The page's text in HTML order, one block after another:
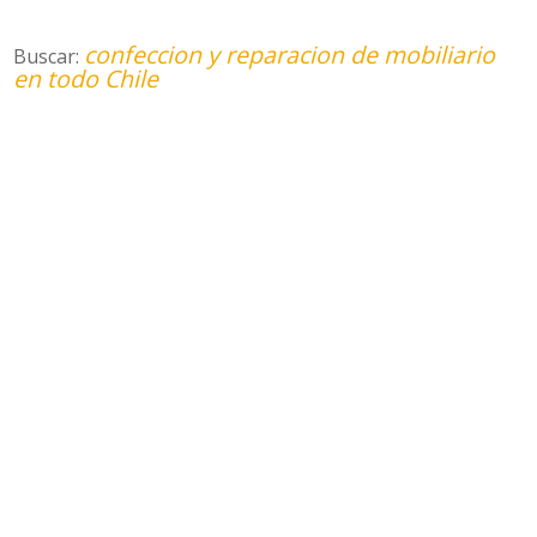
Buscar: confeccion y reparacion de mobiliario
en todo Chile